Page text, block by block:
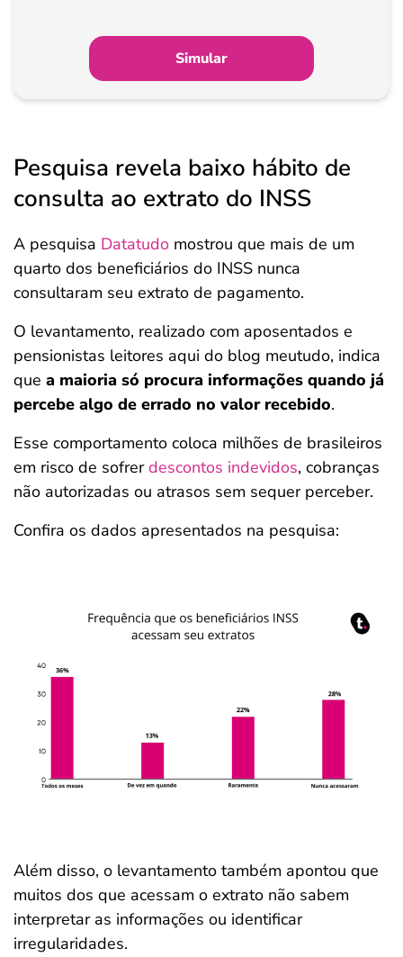
Simular
Pesquisa revela baixo hábito de
consulta ao extrato do INSS
A pesquisa Datatudo mostrou que mais de um
quarto dos beneficiários do INSS nunca
consultaram seu extrato de pagamento.
O levantamento, realizado com aposentados e
pensionistas leitores aqui do blog meutudo, indica
que a maioria só procura informações quando já
percebe algo de errado no valor recebido.
Esse comportamento coloca milhões de brasileiros
em risco de sofrerdescontos indevidos, cobranças
não autorizadas ou atrasos sem sequer perceber.
Confira os dados apresentados na pesquisa:
Além disso, o levantamento também apontou que
muitos dos que acessam o extrato não sabem
interpretar as informações ou identificar
irregularidades.